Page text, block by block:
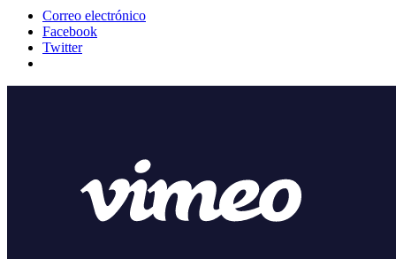
Correo electrónico
Facebook
Twitter